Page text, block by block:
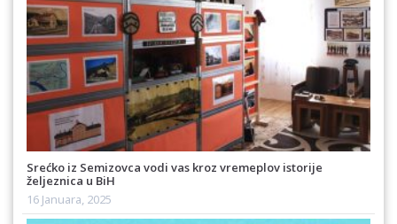
Srećko iz Semizovca vodi vas kroz vremeplov istorije
željeznica u BiH
16 Januara, 2025